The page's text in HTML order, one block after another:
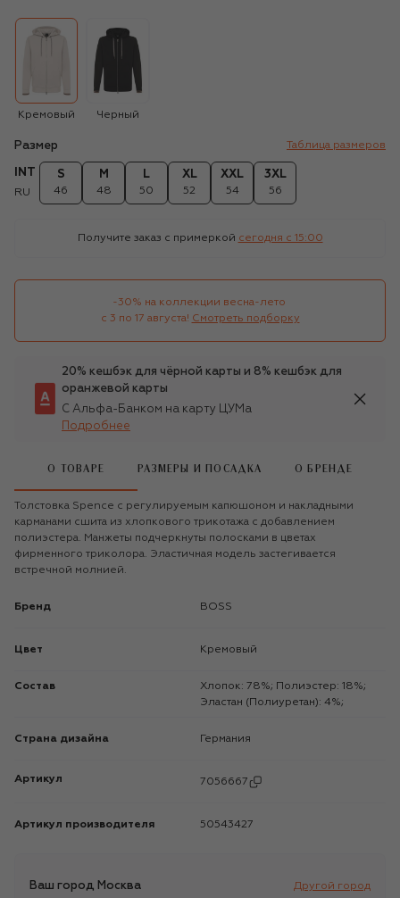
Кремовый Черный
Размер Таблица размеров
INT
RU
S
46
M
48
L
50
XL
52
XXL
54
3XL
56
Получите заказ с примеркой сегодня c 15:00
-30% на коллекции весна-лето
с 3 по 17 августа! Смотреть подборку
20% кешбэк для чёрной карты и 8% кешбэк для
оранжевой карты
С Альфа-Банком на карту ЦУМа
Подробнее
О ТОВАРЕ РАЗМЕРЫ И ПОСАДКА О БРЕНДЕ
Толстовка Spence с регулируемым капюшоном и накладными
карманами сшита из хлопкового трикотажа с добавлением
полиэстера. Манжеты подчеркнуты полосками в цветах
фирменного триколора. Эластичная модель застегивается
встречной молнией.
Бренд BOSS
Цвет Кремовый
Состав
Хлопок: 78%; Полиэстер: 18%;
Эластан (Полиуретан): 4%;
Страна дизайна Германия
Артикул 7056667
Артикул производителя 50543427
Ваш город Москва Другой город